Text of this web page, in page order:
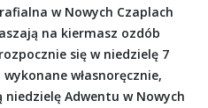
w Nowych Czaplach
na kiermasz ozdób
się w niedzielę 7
własnoręcznie,
Adwentu w Nowych